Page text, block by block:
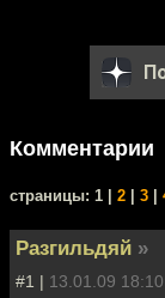
Комментарии
cтраницы: 1 | 2 3
Разгильдяй »
#1 | 13.01.09 18:10